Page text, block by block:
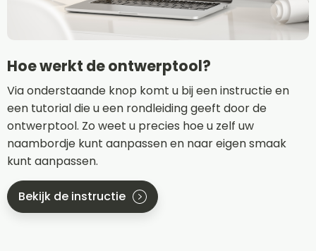
Hoe werkt de ontwerptool?
Via onderstaande knop komt u bij een instructie en
een tutorial die u een rondleiding geeft door de
ontwerptool. Zo weet u precies hoe u zelf uw
naambordje kunt aanpassen en naar eigen smaak
kunt aanpassen.
Bekijk de instructie